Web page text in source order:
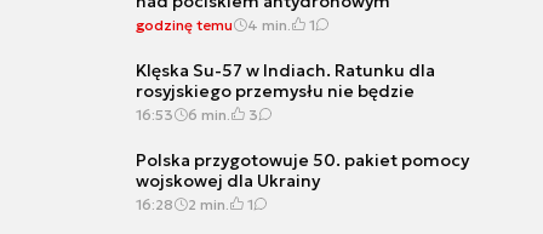
godzinę temu 4 min. 1
Klęska Su-57 w Indiach. Ratunku dla
rosyjskiego przemysłu nie będzie
16:53 6 min. 3
Polska przygotowuje 50. pakiet pomocy
wojskowej dla Ukrainy
16:28 2 min. 1